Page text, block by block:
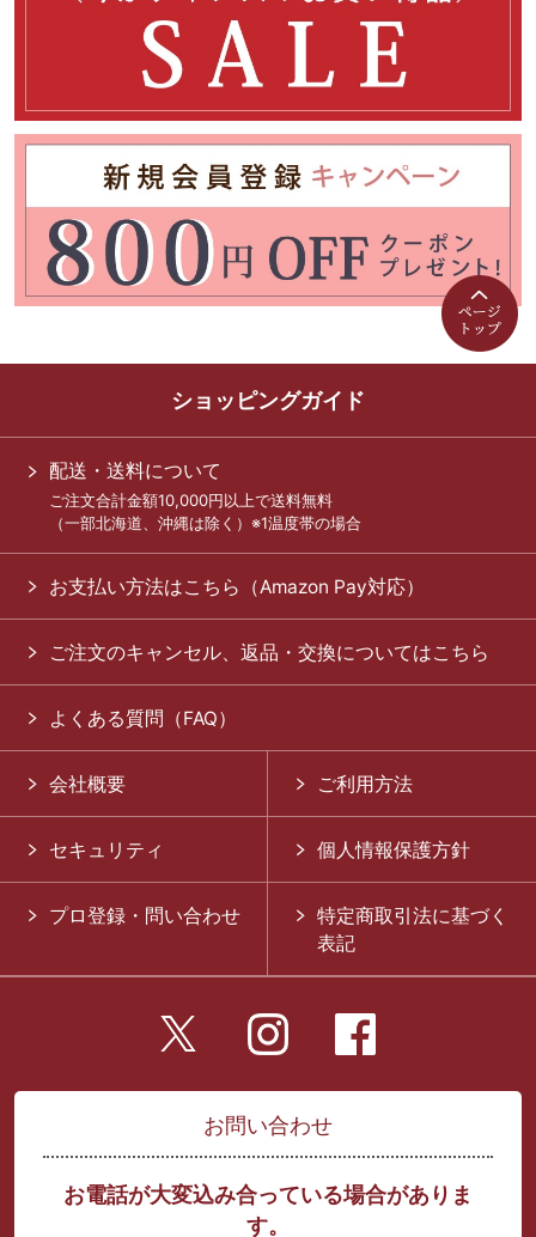
ショッピングガイド
配送・送料について
ご注文合計金額10,000円以上で送料無料
（一部北海道、沖縄は除く）※1温度帯の場合
お支払い方法はこちら（Amazon Pay対応）
ご注文のキャンセル、返品・交換についてはこちら
よくある質問（FAQ）
会社概要 ご利用方法
セキュリティ 個人情報保護方針
プロ登録・問い合わせ
特定商取引法に基づく
表記
お問い合わせ
お電話が大変込み合っている場合がありま
す。